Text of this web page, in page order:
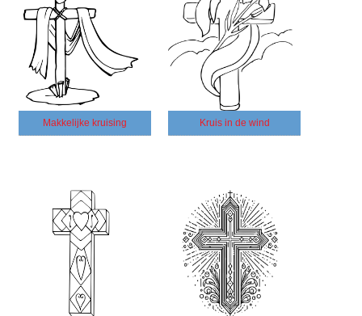
Makkelijke kruising Kruis in de wind